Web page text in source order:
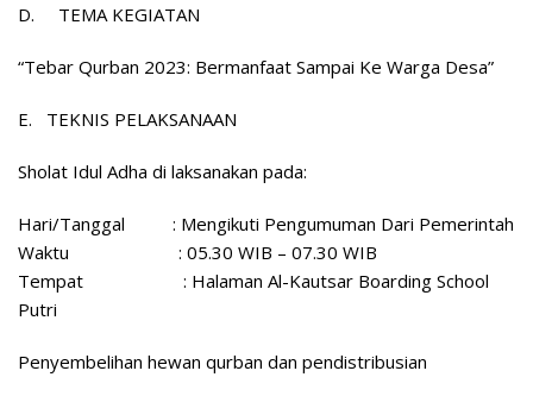
D. TEMA KEGIATAN
“Tebar Qurban 2023: Bermanfaat Sampai Ke Warga Desa”
E. TEKNIS PELAKSANAAN
Sholat Idul Adha di laksanakan pada:
Hari/Tanggal : Mengikuti Pengumuman Dari Pemerintah
Waktu : 05.30 WIB – 07.30 WIB
Tempat : Halaman Al-Kautsar Boarding School
Putri
Penyembelihan hewan qurban dan pendistribusian